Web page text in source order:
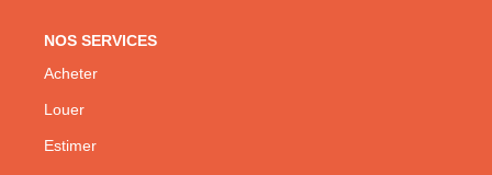
NOS SERVICES
Acheter
Louer
Estimer